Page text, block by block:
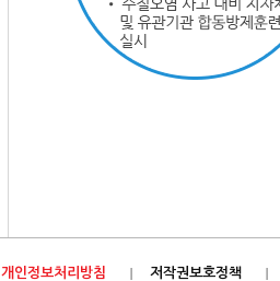
개인정보처리방침
저작권보호정책